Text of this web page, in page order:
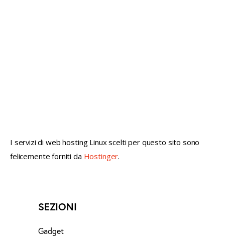
I servizi di web hosting Linux scelti per questo sito sono
felicemente forniti da Hostinger.
SEZIONI
Gadget